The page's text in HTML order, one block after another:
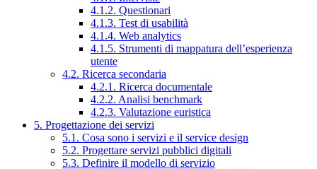
4.1.2. Questionari
4.1.3. Test di usabilità
4.1.4. Web analytics
4.1.5. Strumenti di mappatura dell’esperienza
utente
4.2. Ricerca secondaria
4.2.1. Ricerca documentale
4.2.2. Analisi benchmark
4.2.3. Valutazione euristica
5. Progettazione dei servizi
5.1. Cosa sono i servizi e il service design
5.2. Progettare servizi pubblici digitali
5.3. Definire il modello di servizio